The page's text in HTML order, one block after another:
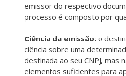
emissor do respectivo
processo é composto por
Ciência da emissão: o
ciência sobre uma
destinada ao seu CNPJ, mas
elementos suficientes para